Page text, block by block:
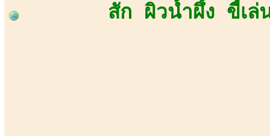
สัก ผิวน้ำผึ้ง ขี้เล่